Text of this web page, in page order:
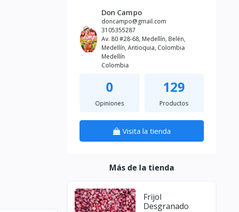
Don Campo
doncampo@gmail.com
3105355287
Av. 80 #28-68, Medellín, Belén,
Medellín, Antioquia, Colombia
Medellín
Colombia
0
Opiniones
129
Productos
Visita la tienda
Más de la tienda
Frijol
Desgranado